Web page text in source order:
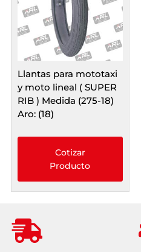
Llantas para mototaxi
y moto lineal ( SUPER
RIB ) Medida (275-18)
Aro: (18)
Cotizar
Producto